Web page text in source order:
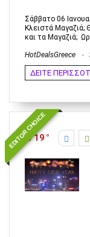
Σάββατο 06
Κλειστά Μαγαζιά;
και τα Μαγαζιά;
HotDealsGreece
ΔΕΙΤΕ
EDITOR CHOICE
19